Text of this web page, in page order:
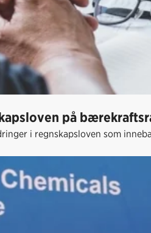
på
i regnskapsloven som